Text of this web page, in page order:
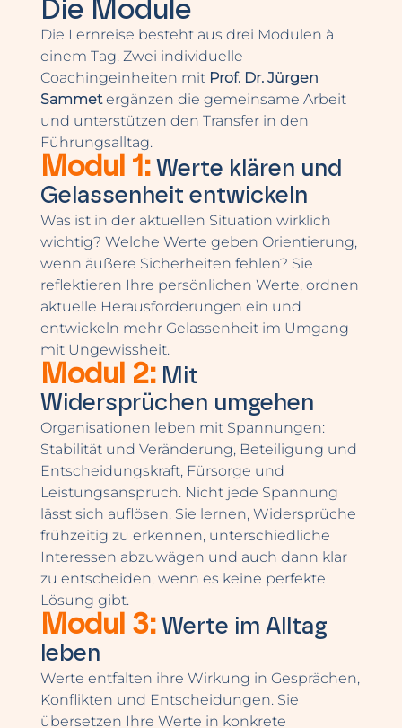
Die Module
Die Lernreise besteht aus drei Modulen à
einem Tag. Zwei individuelle
Coachingeinheiten mit Prof. Dr. Jürgen
Sammetergänzen die gemeinsame Arbeit
und unterstützen den Transfer in den
Führungsalltag.
Modul 1:Werte klären und
Gelassenheit entwickeln
Was ist in der aktuellen Situation wirklich
wichtig? Welche Werte geben Orientierung,
wenn äußere Sicherheiten fehlen? Sie
reflektieren Ihre persönlichen Werte, ordnen
aktuelle Herausforderungen ein und
entwickeln mehr Gelassenheit im Umgang
mit Ungewissheit.
Modul 2:Mit
Widersprüchen umgehen
Organisationen leben mit Spannungen:
Stabilität und Veränderung, Beteiligung und
Entscheidungskraft, Fürsorge und
Leistungsanspruch. Nicht jede Spannung
lässt sich auflösen. Sie lernen, Widersprüche
frühzeitig zu erkennen, unterschiedliche
Interessen abzuwägen und auch dann klar
zu entscheiden, wenn es keine perfekte
Lösung gibt.
Modul 3:Werte im Alltag
leben
Werte entfalten ihre Wirkung in Gesprächen,
Konflikten und Entscheidungen. Sie
übersetzen Ihre Werte in konkrete